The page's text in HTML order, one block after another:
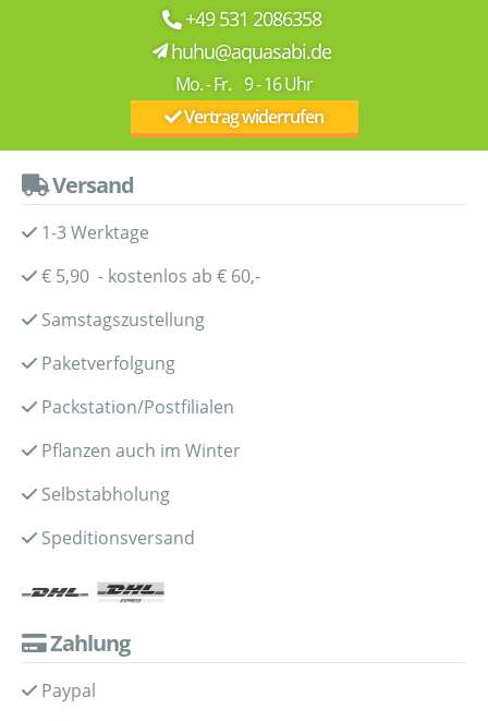
+49 531 2086358
huhu@aquasabi.de
Mo. - Fr. 9 - 16 Uhr
Vertrag widerrufen
Versand
1-3 Werktage
€ 5,90 - kostenlos ab € 60,-
Samstagszustellung
Paketverfolgung
Packstation/Postfilialen
Pflanzen auch im Winter
Selbstabholung
Speditionsversand
Zahlung
Paypal